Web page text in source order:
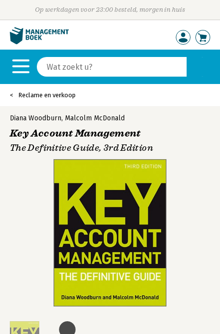
Op werkdagen voor 23:00 besteld, morgen in huis
Reclame en verkoop
Diana Woodburn, Malcolm McDonald
Key Account Management
The Definitive Guide, 3rd Edition